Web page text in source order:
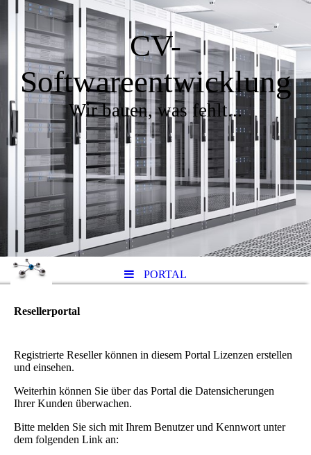
CV-
Softwareentwicklung
Wir bauen, was fehlt...
PORTAL
Resellerportal
Registrierte Reseller können in diesem Portal Lizenzen erstellen
und einsehen.
Weiterhin können Sie über das Portal die Datensicherungen
Ihrer Kunden überwachen.
Bitte melden Sie sich mit Ihrem Benutzer und Kennwort unter
dem folgenden Link an: